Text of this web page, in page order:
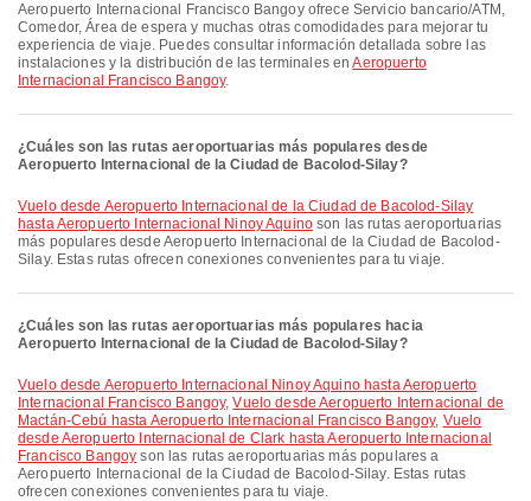
Aeropuerto Internacional Francisco Bangoy ofrece Servicio bancario/ATM,
Comedor, Área de espera y muchas otras comodidades para mejorar tu
experiencia de viaje. Puedes consultar información detallada sobre las
instalaciones y la distribución de las terminales enAeropuerto
Internacional Francisco Bangoy.
¿Cuáles son las rutas aeroportuarias más populares desde
Aeropuerto Internacional de la Ciudad de Bacolod-Silay?
Vuelo desde Aeropuerto Internacional de la Ciudad de Bacolod-Silay
hasta Aeropuerto Internacional Ninoy Aquino son las rutas aeroportuarias
más populares desde Aeropuerto Internacional de la Ciudad de Bacolod-
Silay. Estas rutas ofrecen conexiones convenientes para tu viaje.
¿Cuáles son las rutas aeroportuarias más populares hacia
Aeropuerto Internacional de la Ciudad de Bacolod-Silay?
Vuelo desde Aeropuerto Internacional Ninoy Aquino hasta Aeropuerto
Internacional Francisco Bangoy,Vuelo desde Aeropuerto Internacional de
Mactán-Cebú hasta Aeropuerto Internacional Francisco Bangoy, Vuelo
desde Aeropuerto Internacional de Clark hasta Aeropuerto Internacional
Francisco Bangoy son las rutas aeroportuarias más populares a
Aeropuerto Internacional de la Ciudad de Bacolod-Silay. Estas rutas
ofrecen conexiones convenientes para tu viaje.